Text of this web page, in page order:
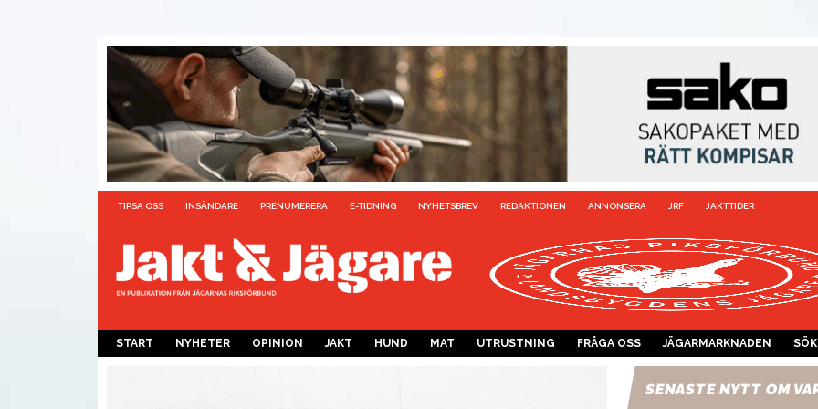
TIPSA OSS INSÄNDARE PRENUMERERA E-TIDNING NYHETSBREV REDAKTIONEN ANNONSERA JRF JAKTTIDER
START NYHETER OPINION JAKT HUND MAT UTRUSTNING FRÅGA OSS JÄGARMARKNADEN SÖK
SENASTE NYTT OM